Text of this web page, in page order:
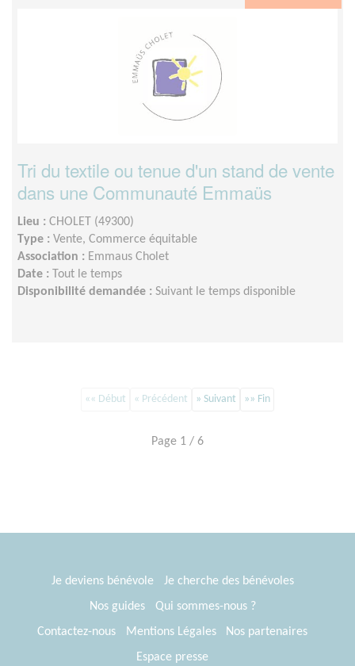
Tri du textile ou tenue d'un stand de vente
dans une Communauté Emmaüs
Lieu : CHOLET (49300)
Type : Vente, Commerce équitable
Association : Emmaus Cholet
Date : Tout le temps
Disponibilité demandée : Suivant le temps disponible
«« Début « Précédent » Suivant »» Fin
Page 1 / 6
Je deviens bénévole
Je cherche des bénévoles
Nos guides
Qui sommes-nous ?
Contactez-nous
Mentions Légales
Nos partenaires
Espace presse